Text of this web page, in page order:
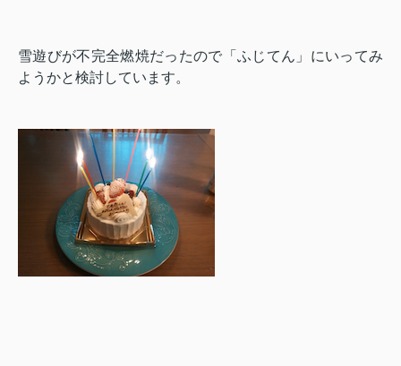
雪遊びが不完全燃焼だったので「ふじてん」にいってみ
ようかと検討しています。